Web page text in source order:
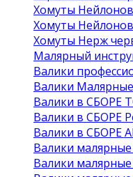
Хомуты
Хомуты
Хомуты Нерж
Малярный
Валики
Валики
Валики в СБОРЕ
Валики в СБОРЕ
Валики в СБОРЕ
Валики
Валики